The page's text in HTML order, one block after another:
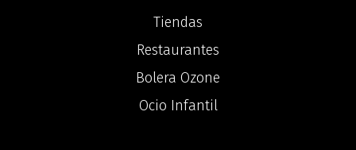
Tiendas
Restaurantes
Bolera Ozone
Ocio Infantil